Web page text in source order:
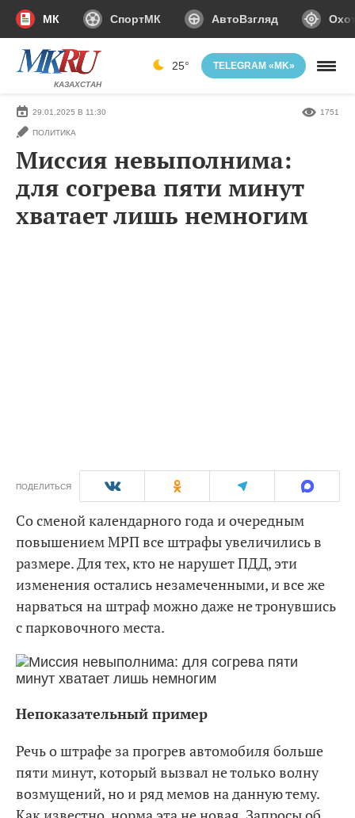
МК СпортМК АвтоВзгляд
КАЗАХСТАН
25° TELEGRAM «MK»
29.01.2025 В 11:30
ПОЛИТИКА
1751
Миссия невыполнима:
для согрева пяти минут
хватает лишь немногим
ПОДЕЛИТЬСЯ
Со сменой календарного года и очередным
повышением МРП все штрафы увеличились в
размере. Для тех, кто не нарушет ПДД, эти
изменения остались незамеченными, и все же
нарваться на штраф можно даже не тронувшись
с парковочного места.
Непоказательный пример
Речь о штрафе за прогрев автомобиля больше
пяти минут, который вызвал не только волну
возмущений, но и ряд мемов на данную тему.